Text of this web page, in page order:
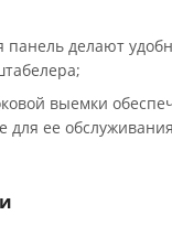
панель делают
выемки
для ее